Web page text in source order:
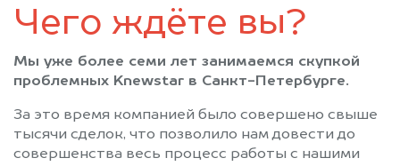
Пушкин
Санкт-Петербург
Сестрорецк
Сиверский
Сясьстрой
Тихвин
Тосно
Шлиссельбург
Чего ждёте вы?
Мы уже более семи лет занимаемся скупкой
проблемных Knewstar в Санкт-Петербурге.
За это время компанией было совершено свыше
тысячи сделок, что позволило нам довести до
совершенства весь процесс работы с нашими